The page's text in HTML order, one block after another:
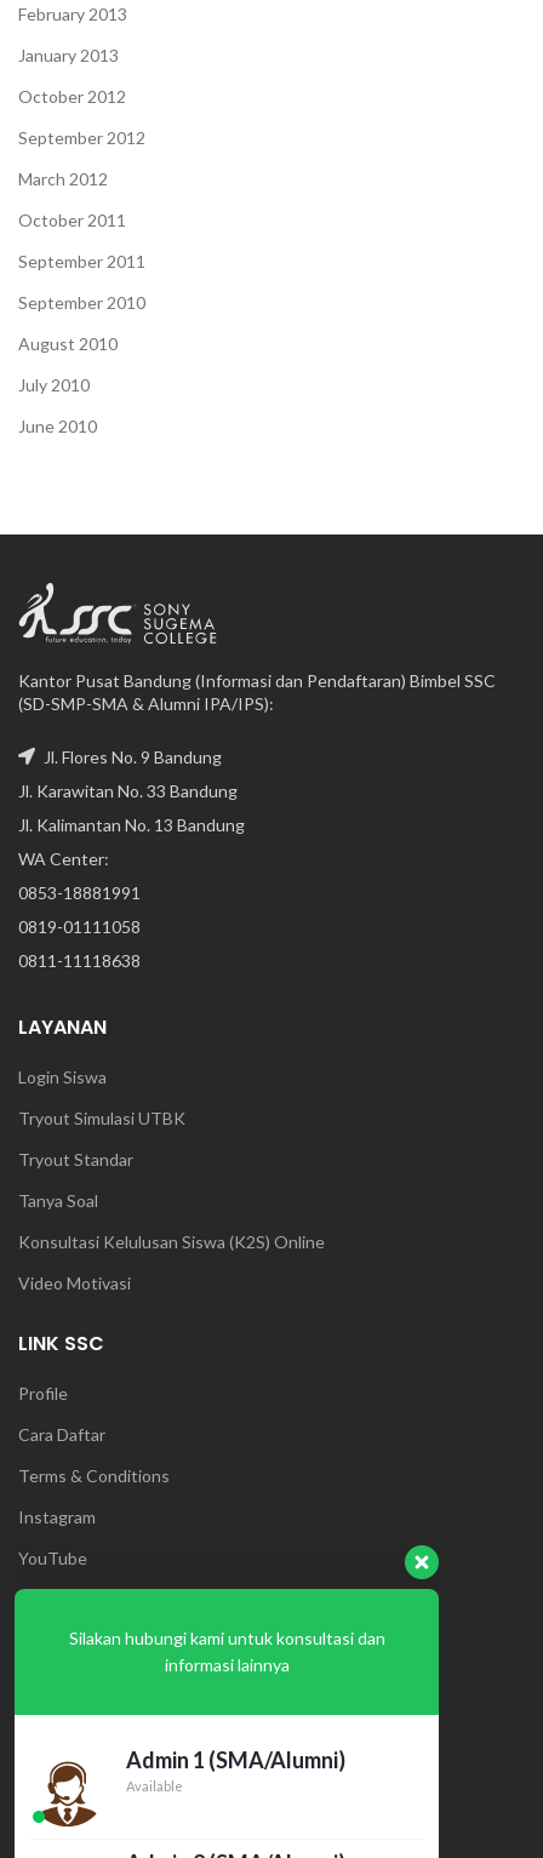
February 2013
January 2013
October 2012
September 2012
March 2012
October 2011
September 2011
September 2010
August 2010
July 2010
June 2010
Kantor Pusat Bandung (Informasi dan Pendaftaran) Bimbel SSC
(SD-SMP-SMA & Alumni IPA/IPS):
Jl. Flores No. 9 Bandung
Jl. Karawitan No. 33 Bandung
Jl. Kalimantan No. 13 Bandung
WA Center:
0853-18881991
0819-01111058
0811-11118638
LAYANAN
Login Siswa
Tryout Simulasi UTBK
Tryout Standar
Tanya Soal
Konsultasi Kelulusan Siswa (K2S) Online
Video Motivasi
LINK SSC
Profile
Cara Daftar
Terms & Conditions
Instagram
YouTube
Terms & Conditions
Program
Admin 1 (SMA/Alumni)
Admin 2 (SMA/Alumni)
Available